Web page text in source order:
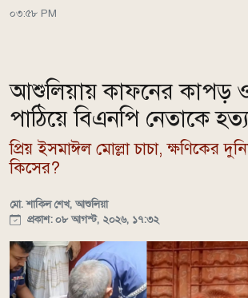
০৩:৫৮ PM
আশুলিয়ায় কাফনের কাপড়
পাঠিয়ে বিএনপি নেতাকে
প্রিয় ইসমাঈল মোল্লা চাচা, ক্ষণিকের
কিসের?
মো. শাকিল শেখ, আশুলিয়া
প্রকাশ: ০৮ আগস্ট, ২০২৬, ১৭:৩২